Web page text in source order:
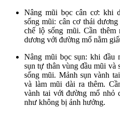
Nâng mũi bọc cân cơ: khi
sống mũi: cân cơ thái
chế lộ sống mũi. Cần thêm
dương với đường mổ nằm
Nâng mũi bọc sụn: khi đầu
sụn tự thân vùng đầu mũi và
sống mũi. Mảnh sụn vành
và làm mũi dài ra thêm.
vành tai với đường mổ nhỏ
như không bị ảnh hưởng.